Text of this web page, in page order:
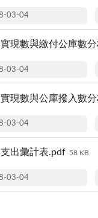
03-04
現數與繳付公庫數
03-04
現數與公庫撥入數
03-04
出彙計表.pdf 58 KB
03-04